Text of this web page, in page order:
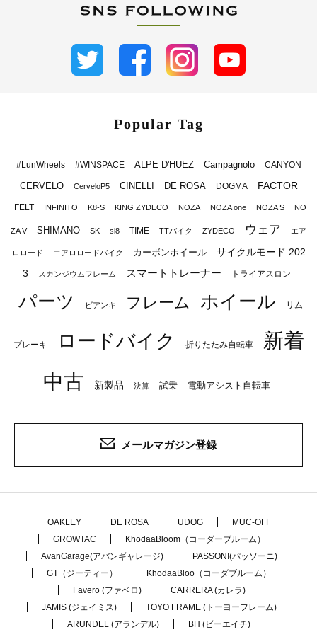
Popular Tag
#LunWheels #WINSPACE ALPE D'HUEZ Campagnolo CANYON
CERVELO CerveloP5 CINELLI DE ROSA DOGMA FACTOR
FELT INFINITO K8-S KING ZYDECO NOZA NOZA one NOZA S NO
ZA V SHIMANO SK sl8 TIME TTバイク ZYDECO ウェア エア
ロロード エアロロードバイク カーボンホイール
サイクルモード 202
3
スカンジウムフレーム スマートトレーナー トライアスロン
パーツ ビアンキ フレーム ホイール リム
ブレーキ ロードバイク 折りたたみ自転車
新着
中古
新製品 決算 試乗 電動アシスト自転車
メールマガジン登録
OAKLEY DE ROSA UDOG
MUC-OFF
GROWTAC
KhodaaBloom（コーダーブルーム）
AvanGarage(アバンギャレージ)
PASSONI(パッソーニ)
GT（ジーティー）
KhodaaBloo（コーダブルーム）
Favero (ファベロ)
CARRERA (カレラ)
JAMIS (ジェイミス)
TOYO FRAME (トーヨーフレーム)
ARUNDEL (アランデル)
BH (ビーエイチ)